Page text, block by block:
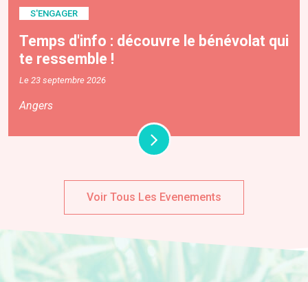
S'ENGAGER
Temps d'info : découvre le bénévolat qui
te ressemble !
Le 23 septembre 2026
Angers
Voir Tous Les Evenements